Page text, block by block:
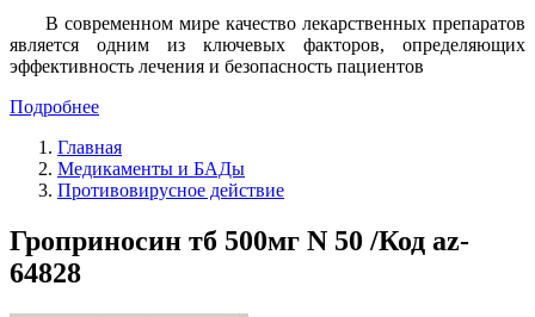
В современном мире качество лекарственных препаратов
является одним из ключевых факторов, определяющих
эффективность лечения и безопасность пациентов
Подробнее
Главная
Медикаменты и БАДы
Противовирусное действие
Гроприносин тб 500мг N 50 /Код az-
64828